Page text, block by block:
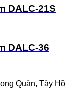
DALC-21S
DALC-36
Quân, Tây Hồ